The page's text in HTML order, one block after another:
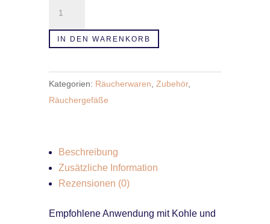
Holzgriff
IN DEN WARENKORB
Kategorien: Räucherwaren Zubehör,
Räuchergefäße
Beschreibung
Zusätzliche Information
Rezensionen (0)
Empfohlene Anwendung mit Kohle und